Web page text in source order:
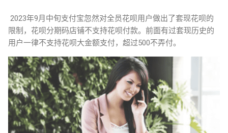
2023年9月中旬支付宝忽然对全员花呗用户做出了套现花呗的
限制，花呗分期码店铺不支持花呗付款。前面有过套现历史的
用户一律不支持花呗大金额支付，超过500不弄付。